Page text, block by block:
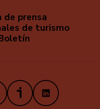
de prensa
de turismo
iVooxLinkedIn